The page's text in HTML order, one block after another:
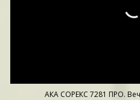
АКА СОРЕКС 7281 ПРО.